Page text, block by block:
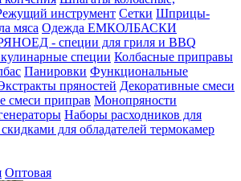
инструмент Сетки Шприцы-
мяса Одежда ЕМКОЛБАСКИ
- специи для гриля и BBQ
специи Колбасные приправы
Панировки Функциональные
пряностей Декоративные смеси
смеси приправ Монопряности
Наборы расходников для
для обладателей термокамер
Оптовая